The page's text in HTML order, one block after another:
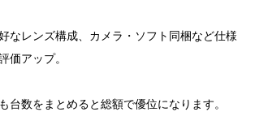
なレンズ構成、カメラ・ソフト同梱など仕様
価アップ。
台数をまとめると総額で優位になります。